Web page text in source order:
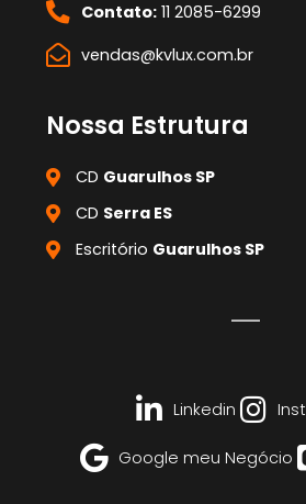
Contato:11 2085-6299
vendas@kvlux.com.br
Nossa Estrutura
CD Guarulhos SP
CD Serra ES
Escritório Guarulhos SP
Linkedin
Google meu Negócio